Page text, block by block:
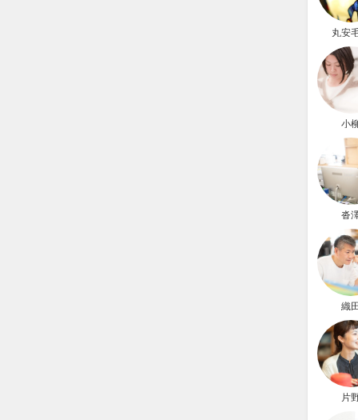
丸安
小
沓
織
片